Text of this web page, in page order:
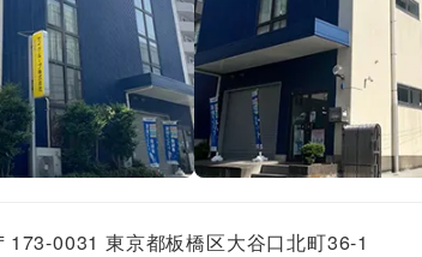
173-0031 東京都板橋区大谷口北町36-1